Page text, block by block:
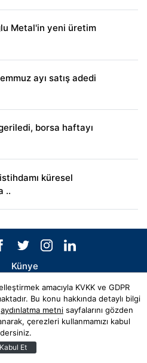
Metal'in yeni üretim
ayı satış adedi
borsa haftayı
küresel
..
Künye
Tüm Hakları Saklıdır.
Haber Ajansı
amacıyla KVKK ve GDPR
Bu konu hakkında detaylı bilgi
aydınlatma metni sayfalarını gözden
çerezleri kullanmamızı kabul
Kabul Et